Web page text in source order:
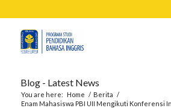
Blog - Latest News
You are here: Home / Berita /
Enam Mahasiswa PBI UII Mengikuti Konferensi